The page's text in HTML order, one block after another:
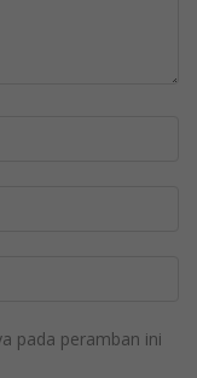
pada peramban ini